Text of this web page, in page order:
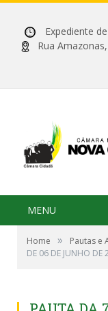
Expediente
Rua
MENU
Home » Pautas e
DE 06 DE JUNHO DE